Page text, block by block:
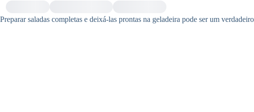
Preparar saladas completas e deixá-las prontas na geladeira pode ser um